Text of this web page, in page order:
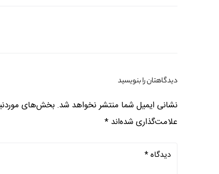
دیدگاهتان را بنویسید
نشانی ایمیل شما منتشر نخواهد شد. بخش‌های
علامت‌گذاری شده‌اند *